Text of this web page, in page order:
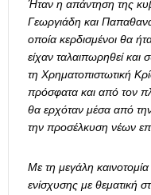
Ήταν η απάντηση της
Γεωργιάδη και
οποία κερδισμένοι θα
είχαν ταλαιπωρηθεί και
τη Χρηματοπιστωτική
πρόσφατα και από τον
θα ερχόταν μέσα από
την προσέλκυση νέων
Με τη μεγάλη
ενίσχυσης με θεματική